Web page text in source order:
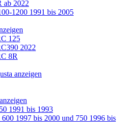
ab 2022
1200 1991 bis 2005
125
2022
8R
anzeigen
1991 bis 1993
1997 bis 2000 und 750 1996 bis